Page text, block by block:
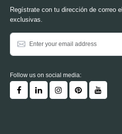
Regístrate con tu dirección de correo
exclusivas.
Follow us on social media: